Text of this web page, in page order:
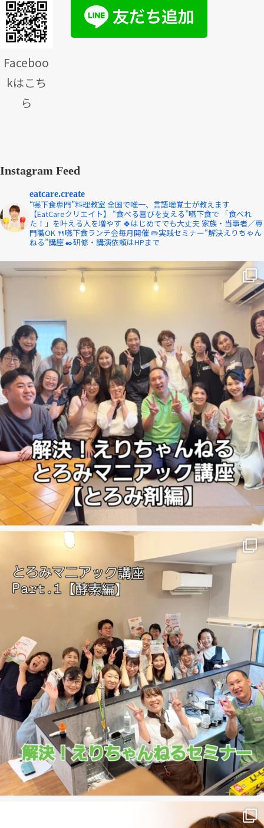
Faceboo
kはこち
ら
Instagram Feed
eatcare.create
“嚥下食専門”料理教室全国で唯一、言語聴覚士が教えます
【EatCareクリエイト】 “食べる喜びを支える”嚥下食で 「食べれ
た！」を叶える人を増やす 🍀はじめてでも大丈夫家族・当事者／専
門職OK 🍴嚥下食ランチ会毎月開催✏️実践セミナー“解決えりちゃん
ねる”講座✒️研修・講演依頼はHPまで